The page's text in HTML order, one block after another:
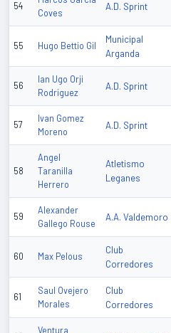
54
Coves
A.D. Sprint
55 Hugo Bettio Gil
Municipal
Arganda
56
Ian Ugo Orji
Rodriguez
A.D. Sprint
57
Ivan Gomez
Moreno
A.D. Sprint
58
Angel
Taranilla
Herrero
Atletismo
Leganes
59
Alexander
Gallego Rouse
A.A. Valdemoro
60 Max Pelous
Club
Corredores
61
Saul Ovejero
Morales
Club
Corredores
Ventura